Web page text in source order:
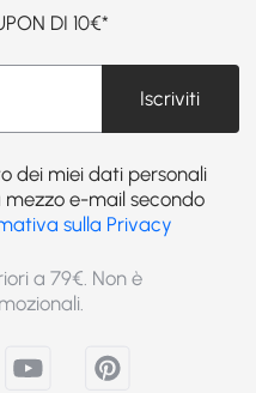
DI 10€*
Iscriviti
dei miei dati personali
e-mail secondo
sulla Privacy
a 79€. Non è